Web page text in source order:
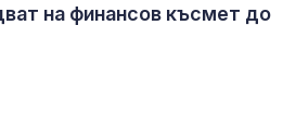
на финансов късмет до